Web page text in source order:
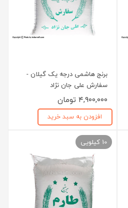
برنج هاشمی درجه یک گیلان -
سفارش علی جان نژاد
۴,۹۰۰,۰۰۰ تومان
افزودن به سبد خرید
10 کیلویی